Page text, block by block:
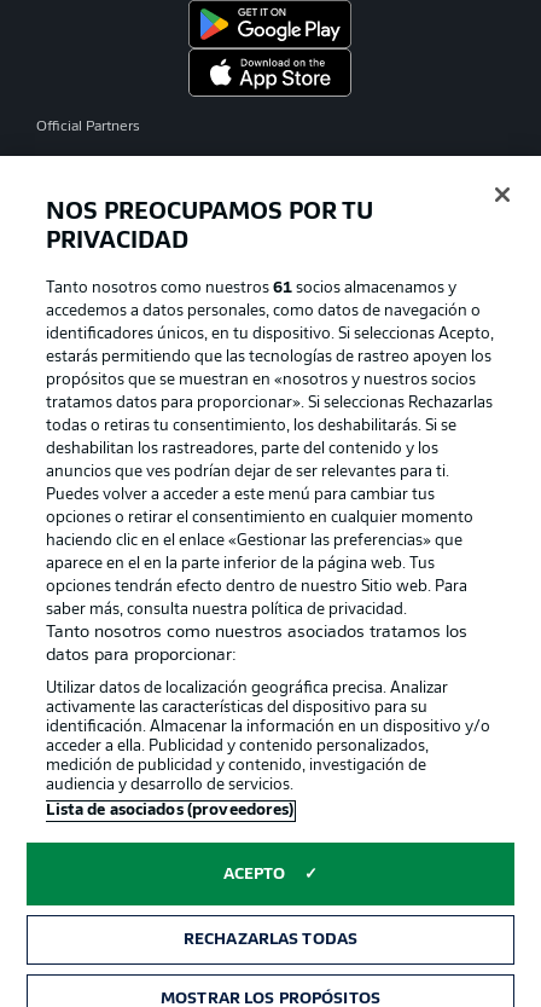
Official Partners
Publicidad Aviso legal
Gestionar las preferencias Declaracion de privacidad
Canales Trabajos
Jugadores Condiciones de uso
Sello Editorial Contacto
© 2026 Bundesliga-Gruppe GmbH
Modo
NOS PREOCUPAMOS POR TU
PRIVACIDAD
Tanto nosotros como nuestros61 socios almacenamos y
accedemos a datos personales, como datos de navegación o
identificadores únicos, en tu dispositivo. Si seleccionas Acepto,
estarás permitiendo que las tecnologías de rastreo apoyen los
propósitos que se muestran en «nosotros y nuestros socios
tratamos datos para proporcionar». Si seleccionas Rechazarlas
todas o retiras tu consentimiento, los deshabilitarás. Si se
deshabilitan los rastreadores, parte del contenido y los
anuncios que ves podrían dejar de ser relevantes para ti.
Puedes volver a acceder a este menú para cambiar tus
opciones o retirar el consentimiento en cualquier momento
haciendo clic en el enlace «Gestionar las preferencias» que
aparece en el en la parte inferior de la página web. Tus
opciones tendrán efecto dentro de nuestro Sitio web. Para
saber más, consulta nuestra política de privacidad.
Tanto nosotros como nuestros asociados tratamos los
datos para proporcionar:
Utilizar datos de localización geográfica precisa. Analizar
activamente las características del dispositivo para su
identificación. Almacenar la información en un dispositivo y/o
acceder a ella. Publicidad y contenido personalizados,
medición de publicidad y contenido, investigación de
audiencia y desarrollo de servicios.
Lista de asociados (proveedores)
ACEPTO
RECHAZARLAS TODAS
MOSTRAR LOS PROPÓSITOS